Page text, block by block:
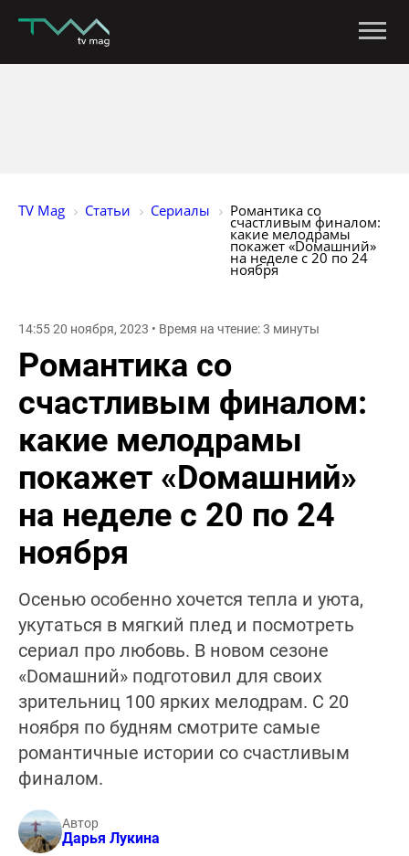
TV Mag Статьи Сериалы Романтика со
счастливым финалом:
какие мелодрамы
покажет «Dомашний»
на неделе с 20 по 24
ноября
14:55 20 ноября, 2023 • Время на чтение: 3 минуты
Романтика со
счастливым финалом:
какие мелодрамы
покажет «Dомашний»
на неделе с 20 по 24
ноября
Осенью особенно хочется тепла и уюта,
укутаться в мягкий плед и посмотреть
сериал про любовь. В новом сезоне
«Dомашний» подготовил для своих
зрительниц 100 ярких мелодрам. С 20
ноября по будням смотрите самые
романтичные истории со счастливым
финалом.
Автор
Дарья Лукина